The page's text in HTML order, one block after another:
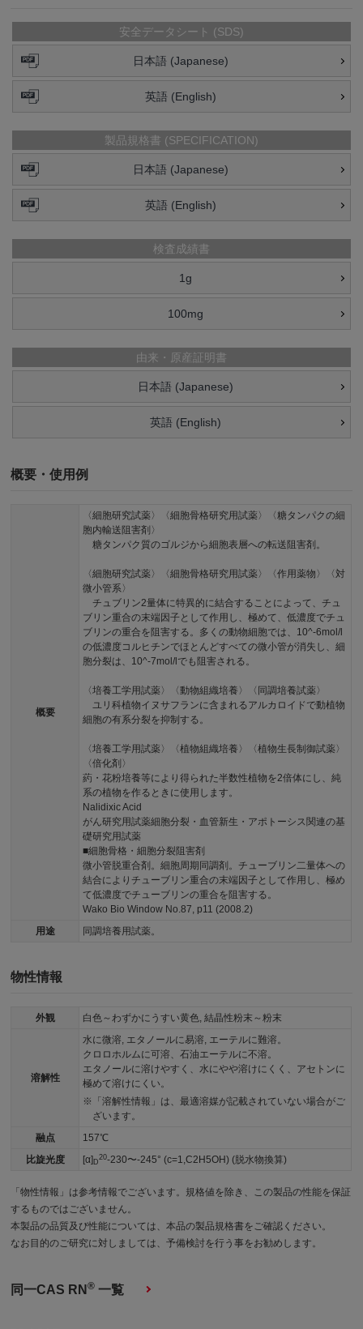
安全データシート (SDS)
日本語 (Japanese)
英語 (English)
製品規格書 (SPECIFICATION)
日本語 (Japanese)
英語 (English)
検査成績書
1g
100mg
由来・原産証明書
日本語 (Japanese)
英語 (English)
概要・使用例
概要
〈細胞研究試薬〉〈細胞骨格研究用試薬〉〈糖タンパクの細
胞内輸送阻害剤〉
糖タンパク質のゴルジから細胞表層への転送阻害剤。
〈細胞研究試薬〉〈細胞骨格研究用試薬〉〈作用薬物〉〈対
微小管系〉
チュブリン2量体に特異的に結合することによって、チュ
ブリン重合の末端因子として作用し、極めて、低濃度でチュ
ブリンの重合を阻害する。多くの動物細胞では、10^-6mol/l
の低濃度コルヒチンでほとんどすべての微小管が消失し、細
胞分裂は、10^-7mol/lでも阻害される。
〈培養工学用試薬〉〈動物組織培養〉〈同調培養試薬〉
ユリ科植物イヌサフランに含まれるアルカロイドで動植物
細胞の有系分裂を抑制する。
〈培養工学用試薬〉〈植物組織培養〉〈植物生長制御試薬〉
〈倍化剤〉
葯・花粉培養等により得られた半数性植物を2倍体にし、純
系の植物を作るときに使用します。
Nalidixic Acid
がん研究用試薬細胞分裂・血管新生・アポトーシス関連の基
礎研究用試薬
■細胞骨格・細胞分裂阻害剤
微小管脱重合剤。細胞周期同調剤。チューブリン二量体への
結合によりチューブリン重合の末端因子として作用し、極め
て低濃度でチューブリンの重合を阻害する。
Wako Bio Window No.87, p11 (2008.2)
用途
同調培養用試薬。
物性情報
外観 白色～わずかにうすい黄色, 結晶性粉末～粉末
溶解性
水に微溶, エタノールに易溶, エーテルに難溶。
クロロホルムに可溶、石油エーテルに不溶。
エタノールに溶けやすく、水にやや溶けにくく、アセトンに
極めて溶けにくい。
「溶解性情報」は、最適溶媒が記載されていない場合がご
ざいます。
融点
157℃
比旋光度
[α]D
20-230〜-245° (c=1,C2H5OH) (脱水物換算)
「物性情報」は参考情報でございます。規格値を除き、この製品の性能を保証
するものではございません。
本製品の品質及び性能については、本品の製品規格書をご確認ください。
なお目的のご研究に対しましては、予備検討を行う事をお勧めします。
同一CAS RN® 一覧